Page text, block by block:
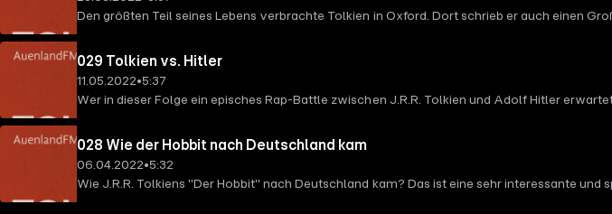
Den größten Teil seines Lebens verbrachte Tolkien in Oxford. Dort schrieb er auch einen
029 Tolkien vs. Hitler
11.05.2022•5:37
Wer in dieser Folge ein episches Rap-Battle zwischen J.R.R. Tolkien und Adolf Hitler
028 Wie der Hobbit nach Deutschland kam
06.04.2022•5:32
Wie J.R.R. Tolkiens "Der Hobbit" nach Deutschland kam? Das ist eine sehr interessante